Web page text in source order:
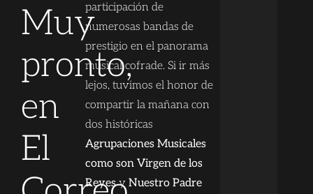
Muy
pronto,
en
El
participación de
numerosas bandas de
prestigio en el panorama
musical cofrade. Si ir más
lejos, tuvimos el honor de
compartir la mañana con
dos históricas
Agrupaciones Musicales
como son Virgen de los
Reyesy Nuestro Padre